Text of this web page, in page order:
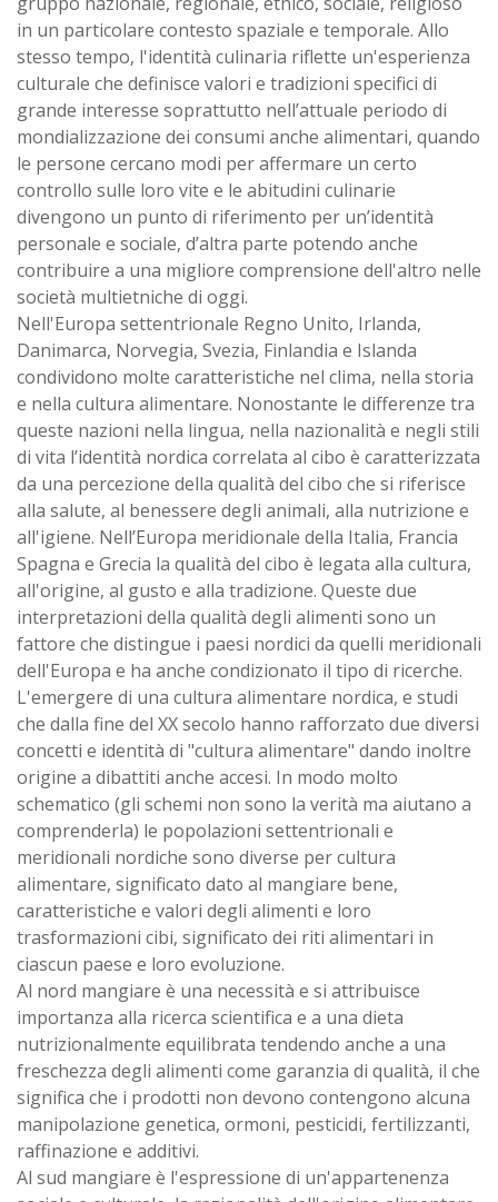
in un particolare contesto spaziale e temporale. Allo
stesso tempo, l'identità culinaria riflette un'esperienza
culturale che definisce valori e tradizioni specifici di
grande interesse soprattutto nell’attuale periodo di
mondializzazione dei consumi anche alimentari, quando
le persone cercano modi per affermare un certo
controllo sulle loro vite e le abitudini culinarie
divengono un punto di riferimento per un’identità
personale e sociale, d’altra parte potendo anche
contribuire a una migliore comprensione dell'altro nelle
società multietniche di oggi.
Nell'Europa settentrionale Regno Unito, Irlanda,
Danimarca, Norvegia, Svezia, Finlandia e Islanda
condividono molte caratteristiche nel clima, nella storia
e nella cultura alimentare. Nonostante le differenze tra
queste nazioni nella lingua, nella nazionalità e negli stili
di vita l’identità nordica correlata al cibo è caratterizzata
da una percezione della qualità del cibo che si riferisce
alla salute, al benessere degli animali, alla nutrizione e
all'igiene. Nell’Europa meridionale della Italia, Francia
Spagna e Grecia la qualità del cibo è legata alla cultura,
all'origine, al gusto e alla tradizione. Queste due
interpretazioni della qualità degli alimenti sono un
fattore che distingue i paesi nordici da quelli meridionali
dell'Europa e ha anche condizionato il tipo di ricerche.
L'emergere di una cultura alimentare nordica, e studi
che dalla fine del XX secolo hanno rafforzato due diversi
concetti e identità di "cultura alimentare" dando inoltre
origine a dibattiti anche accesi. In modo molto
schematico (gli schemi non sono la verità ma aiutano a
comprenderla) le popolazioni settentrionali e
meridionali nordiche sono diverse per cultura
alimentare, significato dato al mangiare bene,
caratteristiche e valori degli alimenti e loro
trasformazioni cibi, significato dei riti alimentari in
ciascun paese e loro evoluzione.
Al nord mangiare è una necessità e si attribuisce
importanza alla ricerca scientifica e a una dieta
nutrizionalmente equilibrata tendendo anche a una
freschezza degli alimenti come garanzia di qualità, il che
significa che i prodotti non devono contengono alcuna
manipolazione genetica, ormoni, pesticidi, fertilizzanti,
raffinazione e additivi.
Al sud mangiare è l'espressione di un'appartenenza